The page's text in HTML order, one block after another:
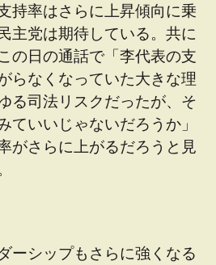
持率はさらに上昇傾向に乗
主党は期待している。共に
の日の通話で「李代表の支
らなくなっていた大きな理
る司法リスクだったが、そ
ていいじゃないだろうか」
がさらに上がるだろうと見
ーシップもさらに強くなる